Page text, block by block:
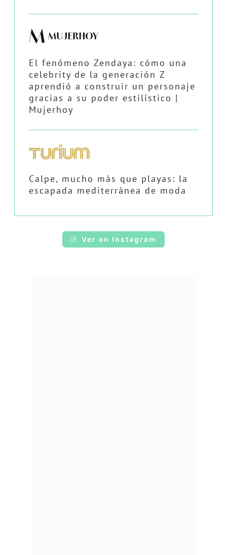
El fenómeno Zendaya: cómo una
celebrity de la generación Z
aprendió a construir un personaje
gracias a su poder estilístico |
Mujerhoy
Calpe, mucho más que playas: la
escapada mediterránea de moda
Ver en Instagram